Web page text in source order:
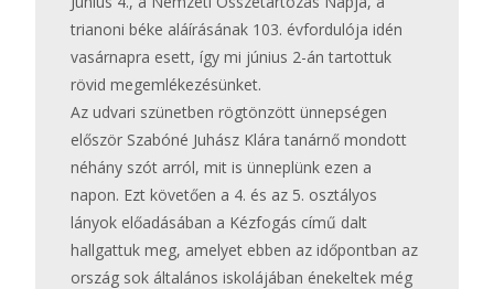
trianoni béke aláírásának 103. évfordulója idén
vasárnapra esett, így mi június 2-án tartottuk
rövid megemlékezésünket.
Az udvari szünetben rögtönzött ünnepségen
először Szabóné Juhász Klára tanárnő mondott
néhány szót arról, mit is ünneplünk ezen a
napon. Ezt követően a 4. és az 5. osztályos
lányok előadásában a Kézfogás című dalt
hallgattuk meg, amelyet ebben az időpontban az
ország sok általános iskolájában énekeltek még